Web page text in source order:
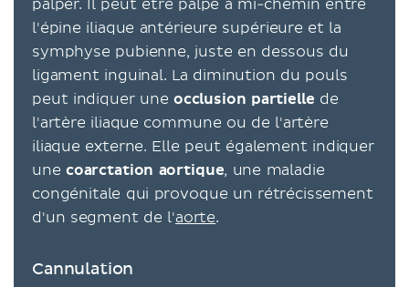
palper. Il peut être palpé à mi-chemin entre
l'épine iliaque antérieure supérieure et la
symphyse pubienne, juste en dessous du
ligament inguinal. La diminution du pouls
peut indiquer une occlusion partielle de
l'artère iliaque commune ou de l'artère
iliaque externe. Elle peut également indiquer
une coarctation aortique, une maladie
congénitale qui provoque un rétrécissement
d'un segment de l'aorte.
Cannulation